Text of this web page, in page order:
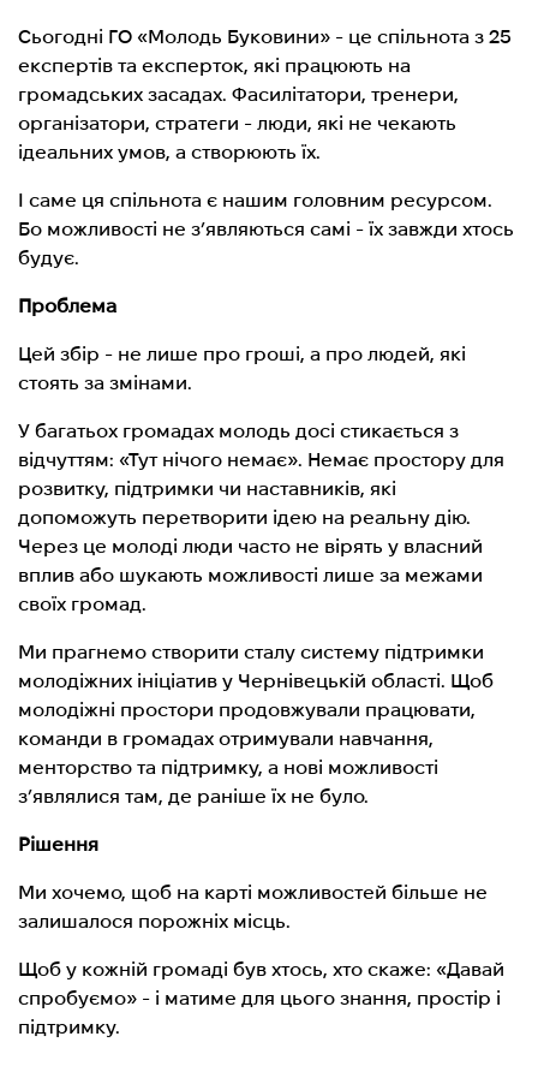
Сьогодні ГО «Молодь Буковини» - це спільнота з 25
експертів та експерток, які працюють на
громадських засадах. Фасилітатори, тренери,
організатори, стратеги - люди, які не чекають
ідеальних умов, а створюють їх.
І саме ця спільнота є нашим головним ресурсом.
Бо можливості не з’являються самі - їх завжди хтось
будує.
Проблема
Цей збір - не лише про гроші, а про людей, які
стоять за змінами.
У багатьох громадах молодь досі стикається з
відчуттям: «Тут нічого немає». Немає простору для
розвитку, підтримки чи наставників, які
допоможуть перетворити ідею на реальну дію.
Через це молоді люди часто не вірять у власний
вплив або шукають можливості лише за межами
своїх громад.
Ми прагнемо створити сталу систему підтримки
молодіжних ініціатив у Чернівецькій області. Щоб
молодіжні простори продовжували працювати,
команди в громадах отримували навчання,
менторство та підтримку, а нові можливості
з’являлися там, де раніше їх не було.
Рішення
Ми хочемо, щоб на карті можливостей більше не
залишалося порожніх місць.
Щоб у кожній громаді був хтось, хто скаже: «Давай
спробуємо» - і матиме для цього знання, простір і
підтримку.